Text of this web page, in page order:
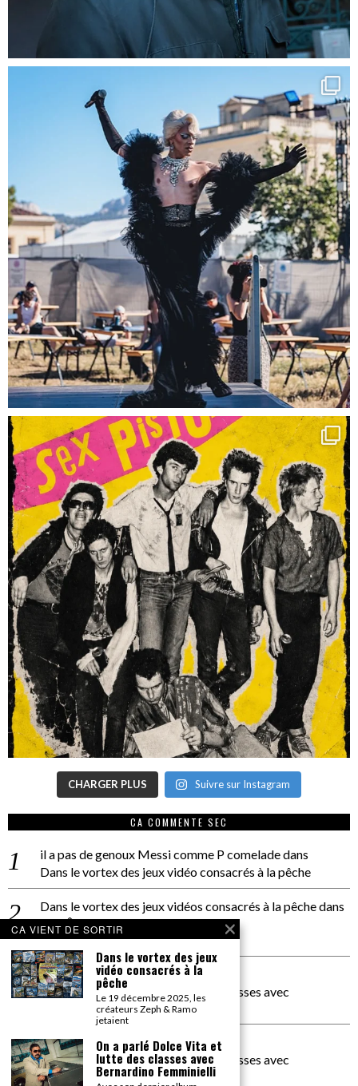
CHARGER PLUS Suivre sur Instagram
CA COMMENTE SEC
il a pas de genoux Messi comme P comeladedans
Dans le vortex des jeux vidéo consacrés à la pêche
Dans le vortex des jeux vidéos consacrés à la pêchedans
PACÔME THIELLEMENT
La séance d’Hip Gnose
La Patrie
dans
On a parlé Dolce Vita et lutte des classes avec
Bernardino Femminielli
carte noire negra à l'o tiededans
On a parlé Dolce Vita et lutte des classes avec
Bernardino Femminielli
CA VIENT DE SORTIR
Dans le vortex des jeux
vidéo consacrés à la
pêche
Le 19 décembre 2025, les
créateurs Zeph & Ramo
jetaient
On a parlé Dolce Vita et
lutte des classes avec
Bernardino Femminielli